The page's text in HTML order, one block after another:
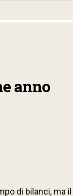
anno
di bilanci,